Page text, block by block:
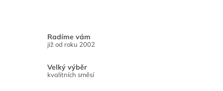
Radíme vám
již od roku 2002
Velký výběr
kvalitních směsí